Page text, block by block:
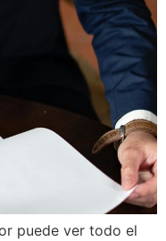
puede ver todo el